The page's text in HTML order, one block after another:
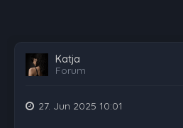
Katja
Forum
27. Jun 2025 10:01